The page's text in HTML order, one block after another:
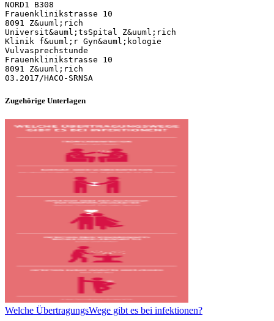
NORD1 B308
Frauenklinikstrasse 10
8091 Z&uuml;rich
Universit&auml;tsSpital Z&uuml;rich
Klinik f&uuml;r Gyn&auml;kologie
Vulvasprechstunde
Frauenklinikstrasse 10
8091 Z&uuml;rich
Zugehörige Unterlagen
Welche ÜbertragungsWege gibt es bei infektionen?